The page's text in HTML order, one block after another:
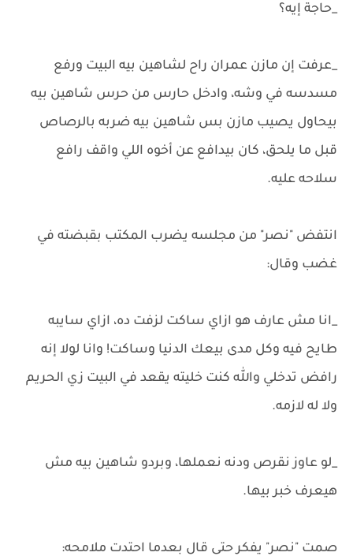
_حاجة إيه؟
_عرفت إن مازن عمران راح لشاهين بيه البيت ورفع
مسدسه في وشه، وادخل حارس من حرس شاهين بيه
بيحاول يصيب مازن بس شاهين بيه ضربه بالرصاص
قبل ما يلحق، كان بيدافع عن أخوه اللي واقف رافع
سلاحه عليه.
انتفض "نصر" من مجلسه يضرب المكتب بقبضته في
غضب وقال:
_انا مش عارف هو ازاي ساكت لزفت ده، ازاي سايبه
طايح فيه وكل مدى بيعك الدنيا وساكت! وانا لولا إنه
رافض تدخلي والله كنت خليته يقعد في البيت زي الحريم
ولا له لازمه.
_لو عاوز نقرص ودنه نعملها، وبردو شاهين بيه مش
هيعرف خبر بيها.
صمت "نصر" يفكر حتى قال بعدما احتدت ملامحه: